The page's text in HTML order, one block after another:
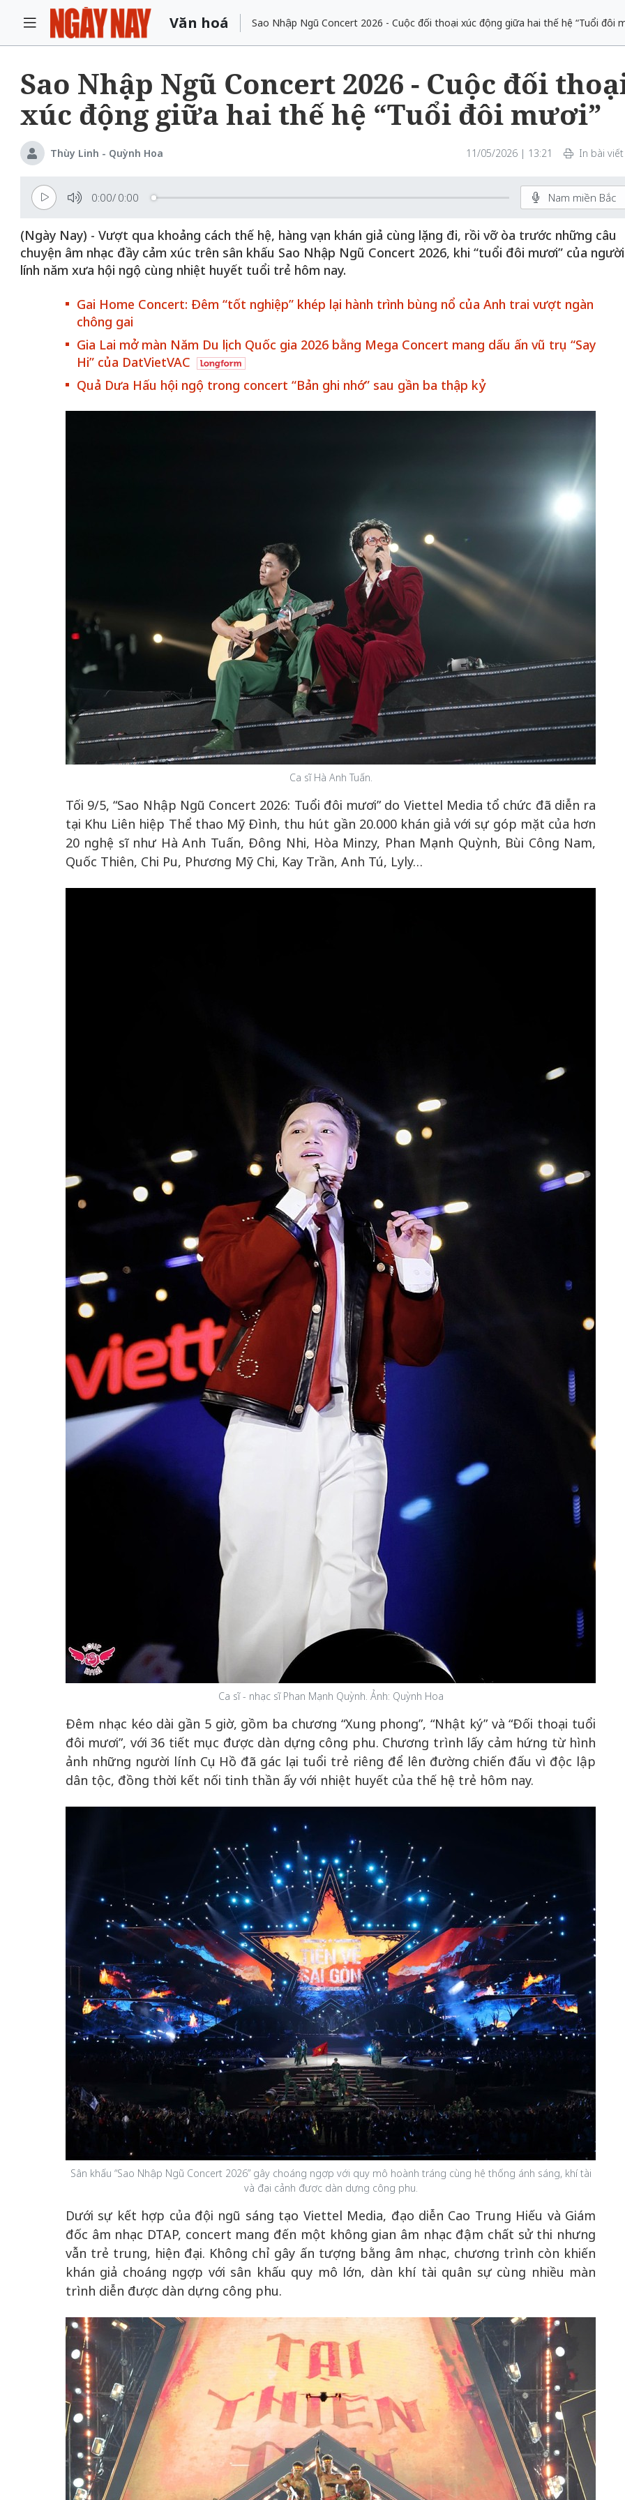
Văn hoá Sao Nhập Ngũ Concert 2026 - Cuộc đối thoại xúc động giữa hai thế hệ “Tuổi đôi
Sao Nhập Ngũ Concert 2026 - Cuộc đối
xúc động giữa hai thế hệ “Tuổi đôi mươi”
Thùy Linh - Quỳnh Hoa 11/05/2026 | 13:21 In bài viết
0:00/ 0:00 Nam miền Bắc
(Ngày Nay) - Vượt qua khoảng cách thế hệ, hàng vạn khán giả cùng lặng đi, rồi vỡ òa trước những câu
chuyện âm nhạc đầy cảm xúc trên sân khấu Sao Nhập Ngũ Concert 2026, khi “tuổi đôi mươi” của người
lính năm xưa hội ngộ cùng nhiệt huyết tuổi trẻ hôm nay.
Gai Home Concert: Đêm “tốt nghiệp” khép lại hành trình bùng nổ của Anh trai vượt ngàn
chông gai
Gia Lai mở màn Năm Du lịch Quốc gia 2026 bằng Mega Concert mang dấu ấn vũ trụ “Say
Hi” của DatVietVAC
Quả Dưa Hấu hội ngộ trong concert “Bản ghi nhớ” sau gần ba thập kỷ
Ca sĩ Hà Anh Tuấn.
Tối 9/5, “Sao Nhập Ngũ Concert 2026: Tuổi đôi mươi” do Viettel Media tổ chức đã diễn ra
tại Khu Liên hiệp Thể thao Mỹ Đình, thu hút gần 20.000 khán giả với sự góp mặt của hơn
20 nghệ sĩ như Hà Anh Tuấn, Đông Nhi, Hòa Minzy, Phan Mạnh Quỳnh, Bùi Công Nam,
Quốc Thiên, Chi Pu, Phương Mỹ Chi, Kay Trần, Anh Tú, Lyly…
Ca sĩ - nhạc sĩ Phan Mạnh Quỳnh. Ảnh: Quỳnh Hoa
Đêm nhạc kéo dài gần 5 giờ, gồm ba chương “Xung phong”, “Nhật ký” và “Đối thoại tuổi
đôi mươi”, với 36 tiết mục được dàn dựng công phu. Chương trình lấy cảm hứng từ hình
ảnh những người lính Cụ Hồ đã gác lại tuổi trẻ riêng để lên đường chiến đấu vì độc lập
dân tộc, đồng thời kết nối tinh thần ấy với nhiệt huyết của thế hệ trẻ hôm nay.
Sân khấu “Sao Nhập Ngũ Concert 2026” gây choáng ngợp với quy mô hoành tráng cùng hệ thống ánh sáng, khí tài
và đại cảnh được dàn dựng công phu.
Dưới sự kết hợp của đội ngũ sáng tạo Viettel Media, đạo diễn Cao Trung Hiếu và Giám
đốc âm nhạc DTAP, concert mang đến một không gian âm nhạc đậm chất sử thi nhưng
vẫn trẻ trung, hiện đại. Không chỉ gây ấn tượng bằng âm nhạc, chương trình còn khiến
khán giả choáng ngợp với sân khấu quy mô lớn, dàn khí tài quân sự cùng nhiều màn
trình diễn được dàn dựng công phu.
Bắc Biên - Giữ một ngôi
làng ven sông Hồng
Hà Nội vững bước vào
không gian phát triển
lăng kính số hóa
50 năm Việt Nam gia
nhập UNESCO: Khơi
nguồn nội lực văn hóa,
định hình vị thế kiến
tạo | Kỳ 4: Sáng kiến
làm nên diện mạo mới
50 năm Việt Nam gia
nhập UNESCO: Khơi
nguồn nội lực văn hóa,
định hình vị thế kiến
quốc tế bằng bản lĩnh
Việt Nam
50 năm Việt
nguồn nội lực
tạo | Kỳ 1:
quyết định